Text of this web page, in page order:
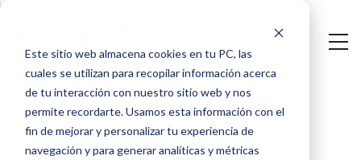
Este sitio web almacena cookies en tu PC, las
cuales se utilizan para recopilar información acerca
de tu interacción con nuestro sitio web y nos
permite recordarte. Usamos esta información con el
fin de mejorar y personalizar tu experiencia de
navegación y para generar analíticas y métricas
principal